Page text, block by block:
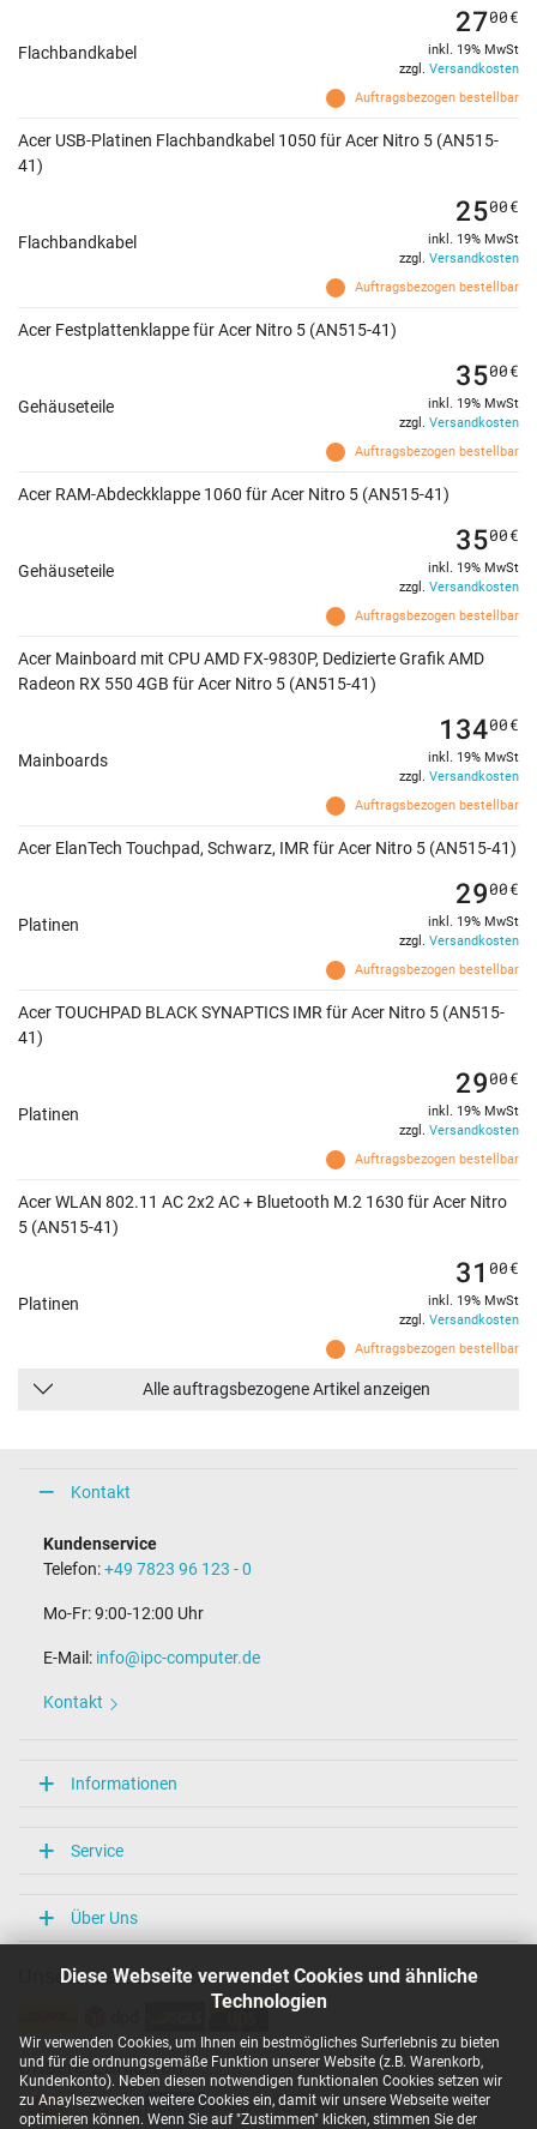
Diese Webseite verwendet Cookies und ähnliche
Technologien
Wir verwenden Cookies, um Ihnen ein bestmögliches Surferlebnis zu bieten
und für die ordnungsgemäße Funktion unserer Website (z.B. Warenkorb,
Kundenkonto). Neben diesen notwendigen funktionalen Cookies setzen wir
zu Anaylsezwecken weitere Cookies ein, damit wir unsere Webseite weiter
optimieren können. Wenn Sie auf "Zustimmen" klicken, stimmen Sie der
Flachbandkabel
Auftragsbezogen bestellbar
2700€
inkl. 19% MwSt
zzgl. Versandkosten
Acer USB-Platinen Flachbandkabel 1050 für Acer Nitro 5 (AN515-
41)
Flachbandkabel
Auftragsbezogen bestellbar
2500€
inkl. 19% MwSt
zzgl. Versandkosten
Acer Festplattenklappe für Acer Nitro 5 (AN515-41)
Gehäuseteile
Auftragsbezogen bestellbar
3500€
inkl. 19% MwSt
zzgl. Versandkosten
Acer RAM-Abdeckklappe 1060 für Acer Nitro 5 (AN515-41)
Gehäuseteile
Auftragsbezogen bestellbar
3500€
inkl. 19% MwSt
zzgl. Versandkosten
Acer Mainboard mit CPU AMD FX-9830P, Dedizierte Grafik AMD
Radeon RX 550 4GB für Acer Nitro 5 (AN515-41)
Mainboards
Auftragsbezogen bestellbar
13400€
inkl. 19% MwSt
zzgl. Versandkosten
Acer ElanTech Touchpad, Schwarz, IMR für Acer Nitro 5 (AN515-41)
Platinen
Auftragsbezogen bestellbar
2900€
inkl. 19% MwSt
zzgl. Versandkosten
Acer TOUCHPAD BLACK SYNAPTICS IMR für Acer Nitro 5 (AN515-
41)
Platinen
Auftragsbezogen bestellbar
2900€
inkl. 19% MwSt
zzgl. Versandkosten
Acer WLAN 802.11 AC 2x2 AC + Bluetooth M.2 1630 für Acer Nitro
5 (AN515-41)
Platinen
Auftragsbezogen bestellbar
31 00€
inkl. 19% MwSt
zzgl. Versandkosten
Alle auftragsbezogene Artikel anzeigen
Kontakt
Kundenservice
Telefon:+49 7823 96 123 - 0
Mo-Fr: 9:00-12:00 Uhr
E-Mail: info@ipc-computer.de
Kontakt
Informationen
Service
Über Uns
Unsere Versandarten
Unsere Zahlarten